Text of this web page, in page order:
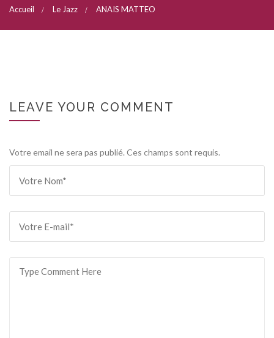
Accueil Le Jazz ANAIS MATTEO
LEAVE YOUR COMMENT
Votre email ne sera pas publié. Ces champs sont requis.